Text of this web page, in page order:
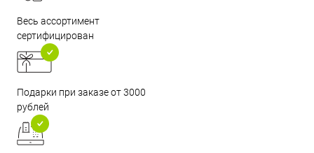
Весь ассортимент
сертифицирован
Подарки при заказе от 3000
рублей